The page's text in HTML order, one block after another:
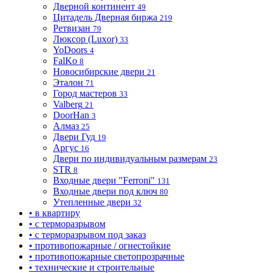
Дверной континент 49
Цитадель Дверная биржа 219
Ретвизан 79
Люксор (Luxor) 33
YoDoors 4
FalKo 8
Новосибирские двери 21
Эталон 71
Город мастеров 33
Valberg 21
DoorHan 3
Алмаз 25
Двери Гуд 19
Аргус 16
Двери по индивидуальным размерам 23
STR 8
Входные двери "Ferroni" 131
Входные двери под ключ 80
Утепленные двери 32
• в квартиру
• с терморазрывом
• с терморазрывом под заказ
• противопожарные / огнестойкие
• противопожарные светопрозрачные
• технические и строительные